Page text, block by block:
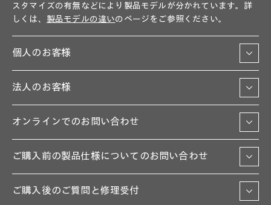
スタマイズの有無などにより製品モデルが分かれています。詳
しくは、 製品モデルの違いのページをご参照ください。
個人のお客様
法人のお客様
オンラインでのお問い合わせ
ご購入前の製品仕様についてのお問い合わせ
ご購入後のご質問と修理受付